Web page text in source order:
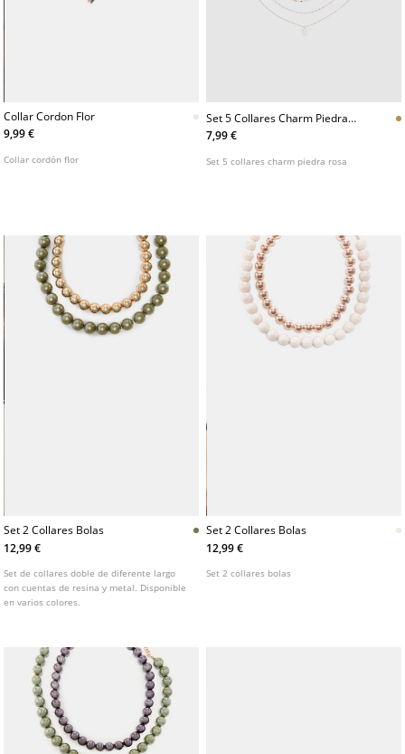
Collar Cordon Flor
9,99 €
Collar cordón flor
Set 5 Collares Charm Piedra
Rosa
7,99 €
Set 5 collares charm piedra rosa
Set 2 Collares Bolas
12,99 €
Set de collares doble de diferente largo
con cuentas de resina y metal. Disponible
en varios colores.
Set 2 Collares Bolas
12,99 €
Set 2 collares bolas